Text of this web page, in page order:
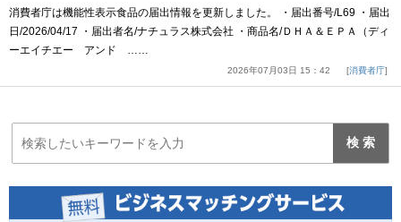
消費者庁は機能性表示食品の届出情報を更新しました。 ・届出番号/L69 ・届出
日/2026/04/17 ・届出者名/ナチュラス株式会社 ・商品名/ＤＨＡ＆ＥＰＡ（ディ
ーエイチエー アンド ……
2026年07月03日 15：42 消費者庁